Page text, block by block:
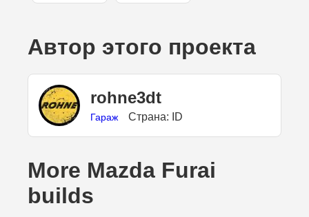
Автор этого проекта
rohne3dt
Гараж Страна: ID
More Mazda Furai
builds